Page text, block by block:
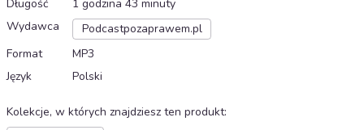
Długość
1 godzina 43 minuty
Wydawca
Podcastpozaprawem.pl
Format
MP3
Język
Polski
Kolekcje, w których znajdziesz ten produkt: